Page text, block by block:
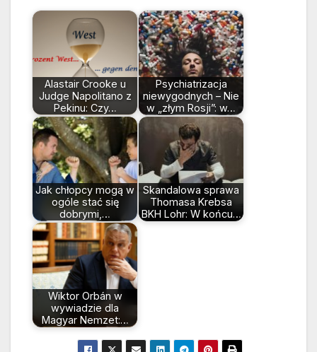
Alastair Crooke u
Judge Napolitano z
Pekinu: Czy…
Psychiatrizacja
niewygodnych – Nie
w „złym Rosji”: w…
Jak chłopcy mogą w
ogóle stać się
dobrymi,…
Skandalowa sprawa
Thomasa Krebsa
BKH Lohr: W końcu…
Wiktor Orbán w
wywiadzie dla
Magyar Nemzet:…